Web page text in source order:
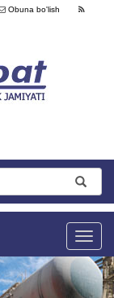
Obuna bo'lish
Toggle